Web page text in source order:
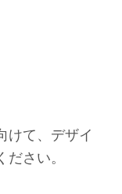
て、デザイ
さい。